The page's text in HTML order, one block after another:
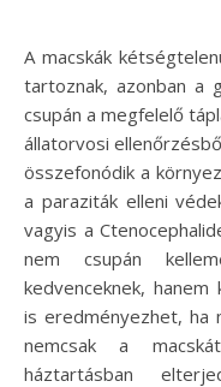
A macskák kétségtelenül a legkedveltebb háziállatok közé
tartoznak, azonban a
csupán a megfelelő
állatorvosi
összefonódik a
a paraziták elleni
vagyis a
nem csupán
kedvenceknek,
is eredményezhet, ha
nemcsak a
háztartásban